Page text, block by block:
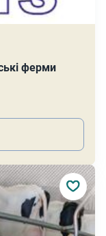
ферми